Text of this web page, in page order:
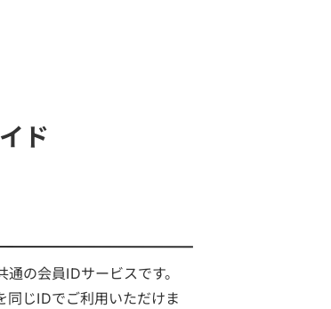
ド
の会員IDサービスです。
同じIDでご利用いただけま